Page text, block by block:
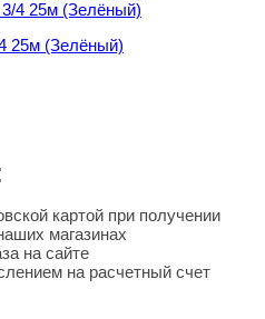
25м (Зелёный)
картой при получении
магазинах
на сайте
на расчетный счет